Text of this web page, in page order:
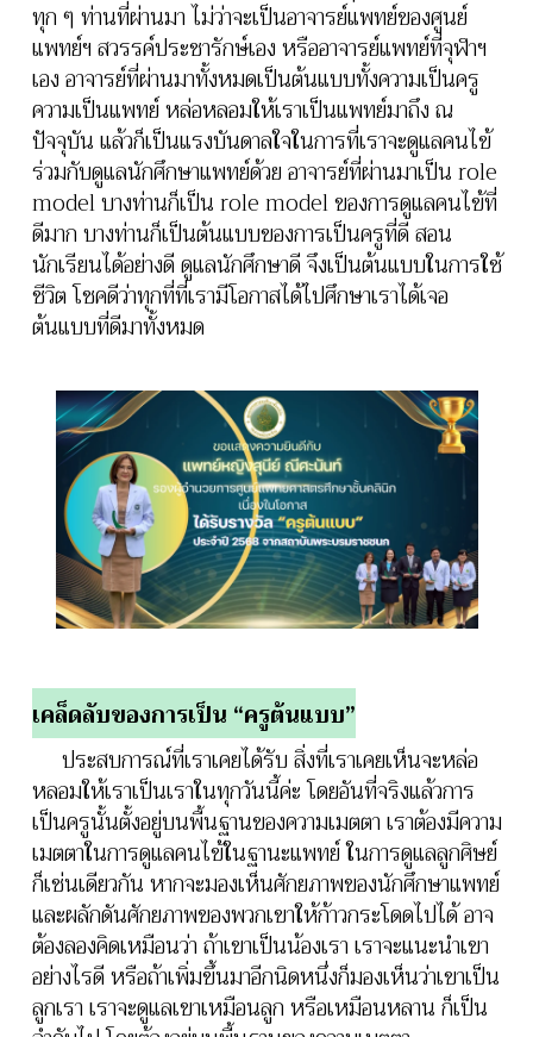
ทุก ๆ ท่านที่ผ่านมา ไม่ว่าจะเป็นอาจารย์แพทย์ของศูนย์
แพทย์ฯ สวรรค์ประชารักษ์เอง หรืออาจารย์แพทย์ที่จุฬาฯ
เอง อาจารย์ที่ผ่านมาทั้งหมดเป็นต้นแบบทั้งความเป็นครู
ความเป็นแพทย์ หล่อหลอมให้เราเป็นแพทย์มาถึง ณ
ปัจจุบัน แล้วก็เป็นแรงบันดาลใจในการที่เราจะดูแลคนไข้
ร่วมกับดูแลนักศึกษาแพทย์ด้วย อาจารย์ที่ผ่านมาเป็น role
model บางท่านก็เป็น role model ของการดูแลคนไข้ที่
ดีมาก บางท่านก็เป็นต้นแบบของการเป็นครูที่ดี สอน
นักเรียนได้อย่างดี ดูแลนักศึกษาดี จึงเป็นต้นแบบในการใช้
ชีวิต โชคดีว่าทุกที่ที่เรามีโอกาสได้ไปศึกษาเราได้เจอ
ต้นแบบที่ดีมาทั้งหมด
เคล็ดลับของการเป็น “ครูต้นแบบ”
ประสบการณ์ที่เราเคยได้รับสิ่งที่เราเคยเห็นจะหล่อ
หลอมให้เราเป็นเราในทุกวันนี้ค่ะ โดยอันที่จริงแล้วการ
เป็นครูนั้นตั้งอยู่บนพื้นฐานของความเมตตา เราต้องมีความ
เมตตาในการดูแลคนไข้ในฐานะแพทย์ ในการดูแลลูกศิษย์
ก็เช่นเดียวกัน หากจะมองเห็นศักยภาพของนักศึกษาแพทย์
และผลักดันศักยภาพของพวกเขาให้ก้าวกระโดดไปได้ อาจ
ต้องลองคิดเหมือนว่า ถ้าเขาเป็นน้องเรา เราจะแนะนำเขา
อย่างไรดี หรือถ้าเพิ่มขึ้นมาอีกนิดหนึ่งก็มองเห็นว่าเขาเป็น
ลูกเรา เราจะดูแลเขาเหมือนลูก หรือเหมือนหลาน ก็เป็น